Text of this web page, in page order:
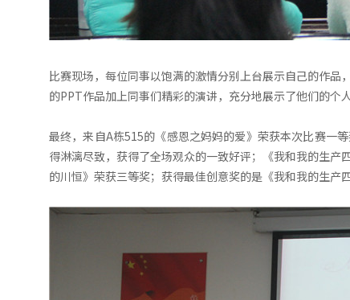
比赛现场，每位同事以饱满的激情分别上台展示自己的作
的PPT作品加上同事们精彩的演讲，充分地展示了他们的个
最终，来自A栋515的《感恩之妈妈的爱》荣获本次比赛一
得淋漓尽致，获得了全场观众的一致好评；《我和我的生
的川恒》荣获三等奖；获得最佳创意奖的是《我和我的生产四